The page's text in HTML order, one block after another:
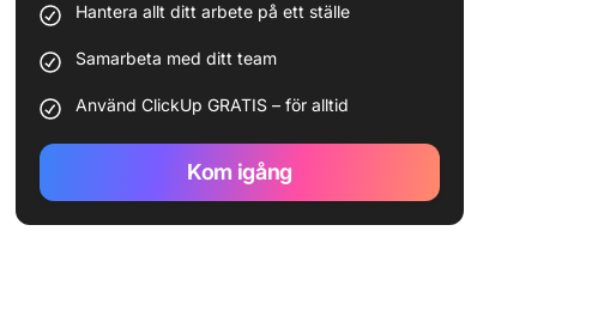
Hantera allt ditt arbete på ett ställe
Samarbeta med ditt team
Använd ClickUp GRATIS – för alltid
Kom igång